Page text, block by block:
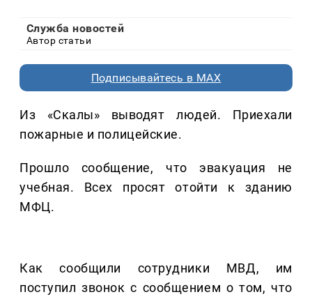
Служба новостей
Автор статьи
Подписывайтесь в MAX
Из «Скалы» выводят людей. Приехали
пожарные и полицейские.
Прошло сообщение, что эвакуация не
учебная. Всех просят отойти к зданию
МФЦ.
Как сообщили сотрудники МВД, им
поступил звонок с сообщением о том, что